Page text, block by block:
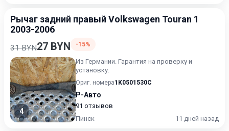
Рычаг задний правый Volkswagen Touran 1
2003-2006
31 BYN27 BYN -15%
4
Из Германии. Гарантия на проверку и
установку.
Ориг. номера1K0501530C
Р-Авто
91 отзывов
Пинск
11 дней назад